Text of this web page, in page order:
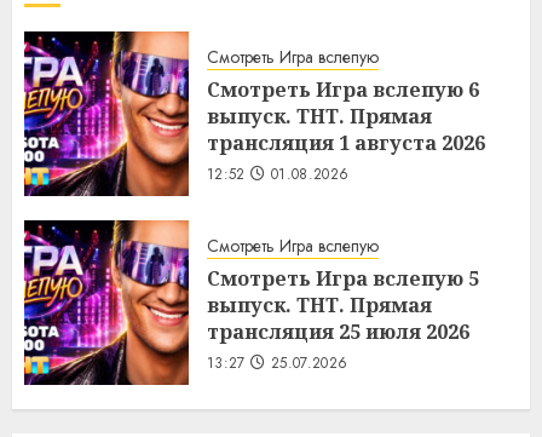
Смотреть Игра вслепую
Смотреть Игра вслепую 6
выпуск. ТНТ. Прямая
трансляция 1 августа 2026
12:52 01.08.2026
Смотреть Игра вслепую
Смотреть Игра вслепую 5
выпуск. ТНТ. Прямая
трансляция 25 июля 2026
13:27 25.07.2026